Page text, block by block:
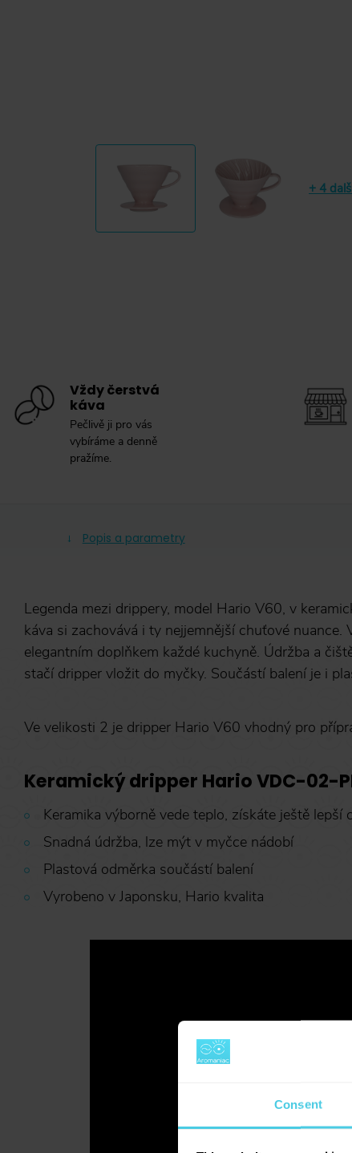
Consent
+ 4
Vždy čerstvá
káva
Pečlivě ji pro vás
vybíráme a denně
pražíme.
Popis a parametry
Legenda mezi drippery, model Hario V60, v
káva si zachovává i ty nejjemnější chuťové
elegantním doplňkem každé kuchyně. Údržba a
stačí dripper vložit do myčky. Součástí balení je i
Ve velikosti 2 je dripper Hario V60 vhodný pro
Keramický dripper Hario VDC-02-
Keramika výborně vede teplo, získáte ještě lepší
Snadná údržba, lze mýt v myčce nádobí
Plastová odměrka součástí balení
Vyrobeno v Japonsku, Hario kvalita